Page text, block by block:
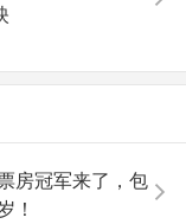
房冠军来了，包
！